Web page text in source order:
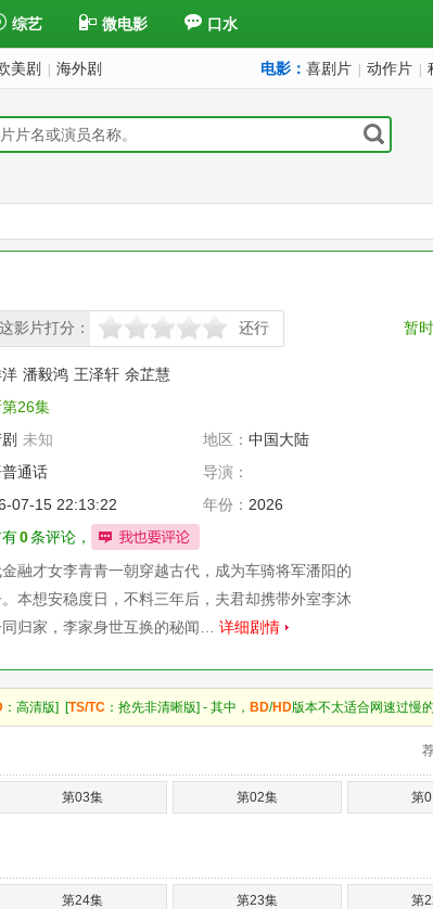
综艺 微电影 口水
美剧 海外剧 电影： 喜剧片 动作片
暂
影片打分：
差较差 还行推荐 力荐 还行
洋 潘毅鸿 王泽轩 余芷慧
26集
未知 地区： 中国大陆
通话
导演：
07-15 22:13:22 年份： 2026
0条评论，
融才女李青青一朝穿越古代，成为车骑将军潘阳的
本想安稳度日，不料三年后，夫君却携带外室李沐
同归家，李家身世互换的秘闻… 详细剧情
：高清版] [TS/TC ：抢先非清晰版] - 其中， BD/HD版本不太适合网速过慢
第03集 第02集 第
第24集 第23集 第